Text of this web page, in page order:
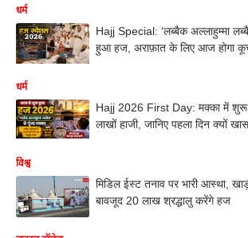
धर्म
Hajj Special: ‘लब्बैक अल्लाहुम्मा
हुआ हज, अराफ़ात के लिए आज होगा
धर्म
Hajj 2026 First Day: मक्का में
लाखों हाजी, जानिए पहला दिन क्यों खास
विश्व
मिडिल ईस्ट तनाव पर भारी आस्था,
बावजूद 20 लाख श्रद्धालु करेंगे हज